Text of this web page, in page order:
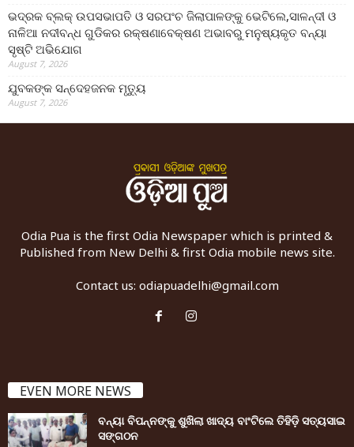
ଭଦ୍ରକ ବ୍ଲକ୍ ଉପସଭାପତି ଓ ସରପଂଚ ଜିଲାପାଳଙ୍କୁ ଭେଟିଲେ,ସାଳନ୍ଦୀ ଓ
ନାଳିଆ ନଦୀବନ୍ଧ ଗୁଡିକର ରକ୍ଷଣାବେକ୍ଷଣ ଅଭାବରୁ ମନୁଷ୍ୟକୃତ ବନ୍ୟା
ସୃଷ୍ଟି ଅଭିଯୋଗ
August 7, 2026
ଯୁବକଙ୍କ ସନ୍ଦେହଜନକ ମୃତ୍ୟୁ
August 7, 2026
Odia Pua is the first Odia Newspaper which is printed &
Published from New Delhi & first Odia mobile news site.
Contact us: odiapuadelhi@gmail.com
EVEN MORE NEWS
ବନ୍ୟା ବିପନ୍ନଙ୍କୁ ଶୁଖିଲା ଖାଦ୍ୟ ବାଂଟିଲେ ତିହିଡି଼ ସତ୍ୟସାଇ
ସଙ୍ଗଠନ